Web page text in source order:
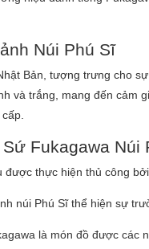
Núi Phú Sĩ
Bản, tượng trưng cho
và trắng, mang đến cảm
Fukagawa Núi
được thực hiện thủ công
núi Phú Sĩ thể hiện sự
là món đồ được các